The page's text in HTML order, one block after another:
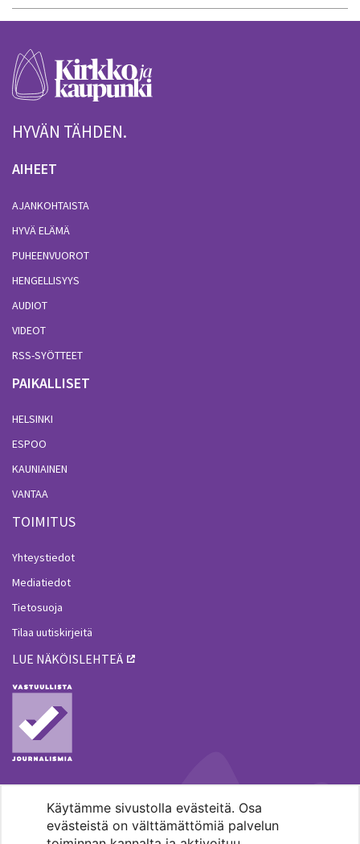
Käytämme sivustolla evästeitä. Osa
evästeistä on välttämättömiä palvelun
HYVÄN TÄHDEN.
AIHEET
AJANKOHTAISTA
HYVÄ ELÄMÄ
PUHEENVUOROT
HENGELLISYYS
AUDIOT
VIDEOT
RSS-SYÖTTEET
PAIKALLISET
HELSINKI
ESPOO
KAUNIAINEN
VANTAA
TOIMITUS
Yhteystiedot
Mediatiedot
Tietosuoja
Tilaa uutiskirjeitä
LUE NÄKÖISLEHTEÄ
MENOHAKU